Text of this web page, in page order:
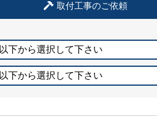
取付工事のご依頼
以下から選択して下さい
以下から選択して下さい